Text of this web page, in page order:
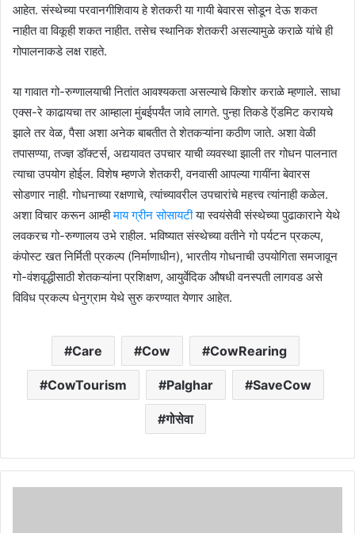
आहेत. संस्थेच्या परवानगीशिवाय हे शेतकरी या गायी बेवारस सोडून देऊ शकत
नाहीत वा विकूही शकत नाहीत. तसेच स्थानिक शेतकरी असल्यामुळे कराळे यांचे ही
गोपालनाकडे लक्ष राहते.
या गावात गो-रुग्णालयाची नितांत आवश्यकता असल्याचे किशोर कराळे म्हणाले. साधा
एक्स-रे काढायचा तर आम्हाला मुंबईपर्यंत जावे लागते. पुन्हा तिकडे ऍडमिट करायचे
झाले तर वेळ, पैसा अशा अनेक बाबतीत ते शेतकऱ्यांना कठीण जाते. अशा वेळी
तपासण्या, तज्ज्ञ डॉक्टर्स, अद्ययावत उपचार याची व्यवस्था झाली तर गोधन पालनात
त्याचा उपयोग होईल. विशेष म्हणजे शेतकरी, वनवासी आपल्या गायींना बेवारस
सोडणार नाही. गोधनाच्या रक्षणाचे, त्यांच्यावरील उपचारांचे महत्त्व त्यांनाही कळेल.
अशा विचार करून आम्हीमाय ग्रीन सोसायटीया स्वयंसेवी संस्थेच्या पुढाकाराने येथे
लवकरच गो-रुग्णालय उभे राहील. भविष्यात संस्थेच्या वतीने गो पर्यटन प्रकल्प,
कंपोस्ट खत निर्मिती प्रकल्प (निर्माणाधीन), भारतीय गोधनाची उपयोगिता समजावून
गो-वंशवृद्धीसाठी शेतकऱ्यांना प्रशिक्षण, आयुर्वेदिक औषधी वनस्पती लागवड असे
विविध प्रकल्प धेनुग्राम येथे सुरु करण्यात येणार आहेत.
Care Cow CowRearing
CowTourism Palghar SaveCow
गोसेवा